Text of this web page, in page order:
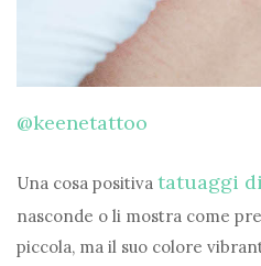
@keenetattoo
Una cosa positiva tatuaggi
nasconde o li mostra come
piccola, ma il suo colore